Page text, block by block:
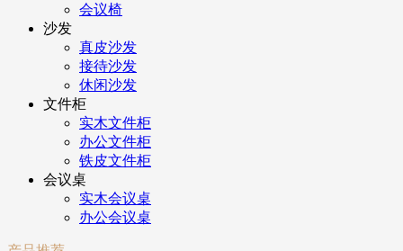
会议椅
沙发
真皮沙发
接待沙发
休闲沙发
文件柜
实木文件柜
办公文件柜
铁皮文件柜
会议桌
实木会议桌
办公会议桌